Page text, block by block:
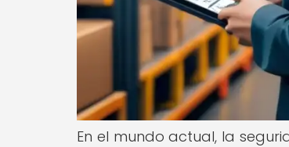
En el mundo actual, la